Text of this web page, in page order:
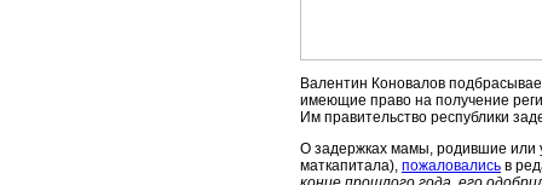
Валентин Коновалов
имеющие право на получение
Им правительство республики
О задержках мамы, родившие или
маткапитала), пожаловались в